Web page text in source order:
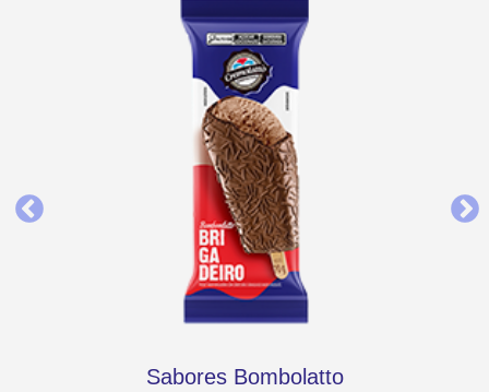
Sabores Bombolatto